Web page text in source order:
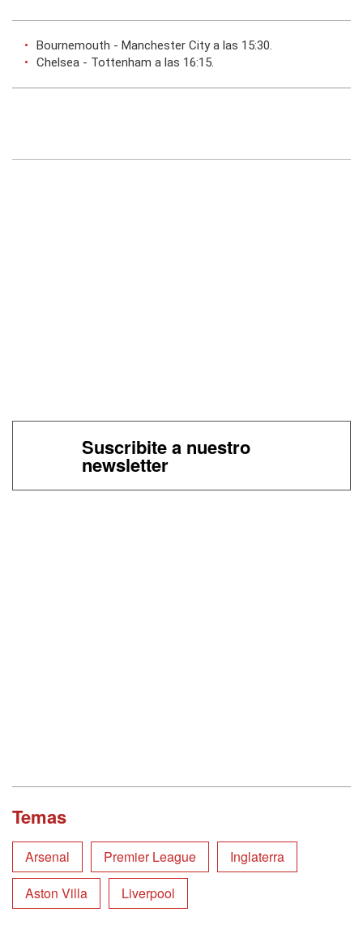
Bournemouth - Manchester City a las 15:30.
Chelsea - Tottenham a las 16:15.
Suscribite a nuestro
newsletter
Temas
Arsenal Premier League
Inglaterra
Aston Villa
Liverpool